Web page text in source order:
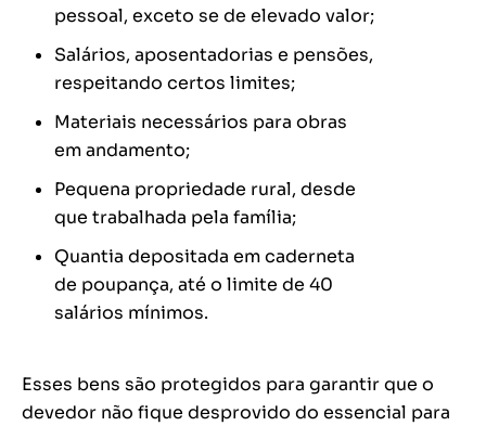
pessoal, exceto se de elevado valor;
Salários, aposentadorias e pensões,
respeitando certos limites;
Materiais necessários para obras
em andamento;
Pequena propriedade rural, desde
que trabalhada pela família;
Quantia depositada em caderneta
de poupança, até o limite de 40
salários mínimos.
Esses bens são protegidos para garantir que o
devedor não fique desprovido do essencial para